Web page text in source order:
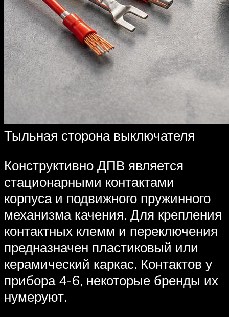
Тыльная сторона выключателя
Конструктивно ДПВ является
стационарными контактами
корпуса и подвижного пружинного
механизма качения. Для крепления
контактных клемм и переключения
предназначен пластиковый или
керамический каркас. Контактов у
прибора 4-6, некоторые бренды их
нумеруют.